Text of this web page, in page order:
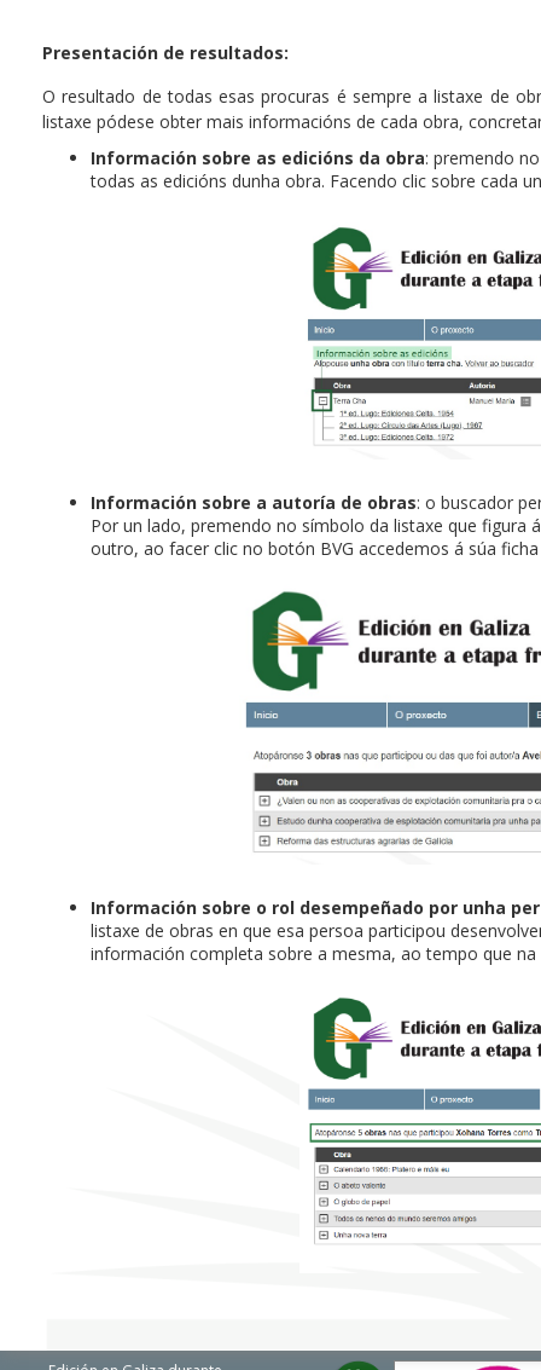
Presentación de resultados:
O resultado de todas esas procuras é sempre a listaxe de
listaxe pódese obter mais informacións de cada obra,
Información sobre as edicións da obra: premendo
todas as edicións dunha obra. Facendo clic sobre cada
Información sobre a autoría de obras: o buscador
Por un lado, premendo no símbolo da listaxe que
outro, ao facer clic no botón BVG accedemos á súa
Información sobre o rol desempeñado por unha
listaxe de obras en que esa persoa participou
información completa sobre a mesma, ao tempo que